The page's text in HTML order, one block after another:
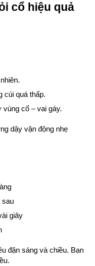
cổ hiệu quả
cúi quá thấp.
vùng cổ – vai gáy.
dậy vận động nhẹ
sau
giây
đặn sáng và chiều. Bạn